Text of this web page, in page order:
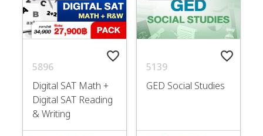
favorite_border
5896
Digital SAT Math +
Digital SAT Reading
& Writing
favorite_border
5139
GED Social Studies